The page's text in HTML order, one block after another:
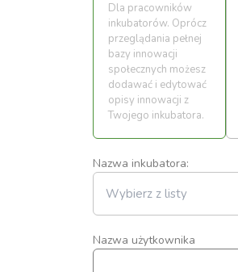
Dla pracowników
inkubatorów. Oprócz
przeglądania pełnej
bazy innowacji
społecznych możesz
dodawać i edytować
opisy innowacji z
Twojego inkubatora.
Nazwa inkubatora:
Nazwa użytkownika